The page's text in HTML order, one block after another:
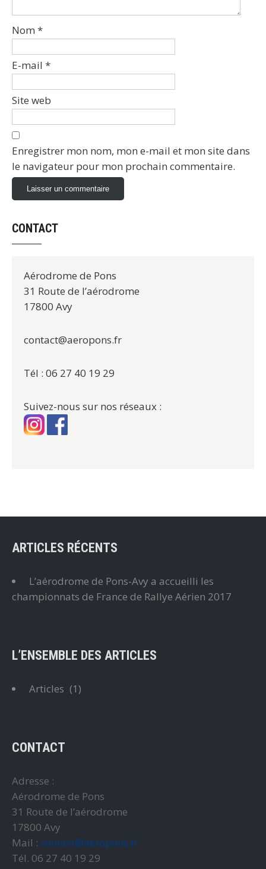
Nom *
E-mail *
Site web
Enregistrer mon nom, mon e-mail et mon site dans
le navigateur pour mon prochain commentaire.
CONTACT
Aérodrome de Pons
31 Route de l’aérodrome
17800 Avy
contact@aeropons.fr
Tél : 06 27 40 19 29
Suivez-nous sur nos réseaux :
ARTICLES RÉCENTS
L’aérodrome de Pons-Avy a accueilli les
championnats de France de Rallye Aérien 2017
L’ENSEMBLE DES ARTICLES
Articles (1)
CONTACT
Adresse :
Aérodrome de Pons
31 Route de l’aérodrome
17800 Avy
Mail : contact@aeropons.fr
Tél. 06 27 40 19 29